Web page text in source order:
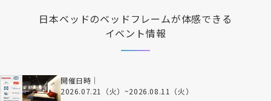
日本ベッドのベッドフレームが体感できる
イベント情報
開催日時｜
2026.07.21（火） ~2026.08.11（火）